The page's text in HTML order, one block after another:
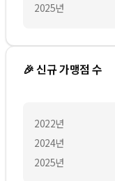
2025년
🎉 신규 가맹점 수
2022년
2024년
2025년